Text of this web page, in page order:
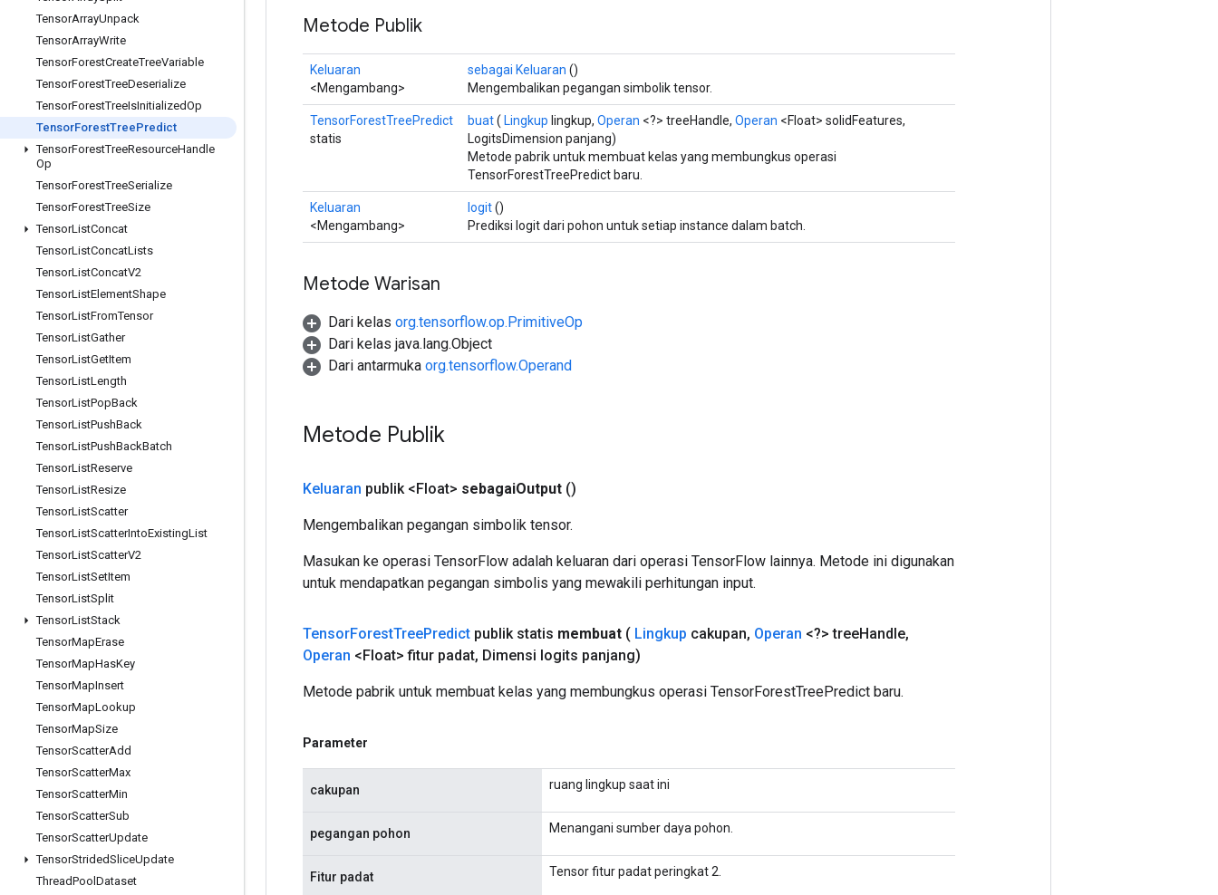
TensorArrayUnpack
TensorArrayWrite
TensorForestCreateTreeVariable
TensorForestTreeDeserialize
TensorForestTreeIsInitializedOp
TensorForestTreePredict
TensorForestTreeResourceHandle
Op
TensorForestTreeSerialize
TensorForestTreeSize
TensorListConcat
TensorListConcatLists
TensorListConcatV2
TensorListElementShape
TensorListFromTensor
TensorListGather
TensorListGetItem
TensorListLength
TensorListPopBack
TensorListPushBack
TensorListPushBackBatch
TensorListReserve
TensorListResize
TensorListScatter
TensorListScatterIntoExistingList
TensorListScatterV2
TensorListSetItem
TensorListSplit
TensorListStack
TensorMapErase
TensorMapHasKey
TensorMapInsert
TensorMapLookup
TensorMapSize
TensorScatterAdd
TensorScatterMax
TensorScatterMin
TensorScatterSub
TensorScatterUpdate
TensorStridedSliceUpdate
ThreadPool Dataset
Metode Publik
Keluaran
<Mengambang>
sebagai Keluaran ()
Mengembalikan pegangan simbolik tensor.
TensorForestTreePredict
statis
buat( Lingkup lingkup, Operan <?> treeHandle, Operan <Float> solidFeatures,
LogitsDimension panjang)
Metode pabrik untuk membuat kelas yang membungkus operasi
TensorForestTreePredict baru.
Keluaran
<Mengambang>
logit()
Prediksi logit dari pohon untuk setiap instance dalam batch.
Metode Warisan
Dari kelas org.tensorflow.op.PrimitiveOp
Dari kelas java.lang.Object
Dari antarmuka org.tensorflow.Operand
Metode Publik
Keluaran publik <Float> sebagaiOutput ()
Mengembalikan pegangan simbolik tensor.
Masukan ke operasi TensorFlow adalah keluaran dari operasi TensorFlow lainnya. Metode ini digunakan
untuk mendapatkan pegangan simbolis yang mewakili perhitungan input.
TensorForestTreePredict publik statis membuat ( Lingkup cakupan, Operan <?> treeHandle,
Operan <Float> fitur padat, Dimensi logits panjang)
Metode pabrik untuk membuat kelas yang membungkus operasi TensorForestTreePredict baru.
Parameter
cakupan ruang lingkup saat ini
pegangan pohon Menangani sumber daya pohon.
Fitur padat Tensor fitur padat peringkat 2.